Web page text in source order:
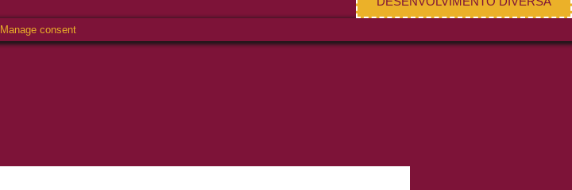
Manage consent